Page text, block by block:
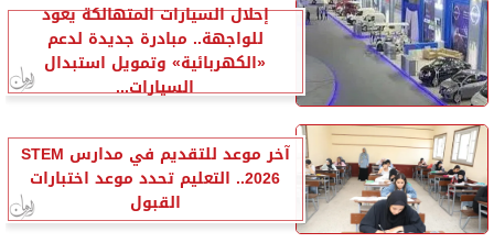
إحلال السيارات المتهالكة يعود
للواجهة.. مبادرة جديدة لدعم
«الكهربائية» وتمويل استبدال
السيارات...
آخر موعد للتقديم في مدارس STEM
2026.. التعليم تحدد موعد اختبارات
القبول